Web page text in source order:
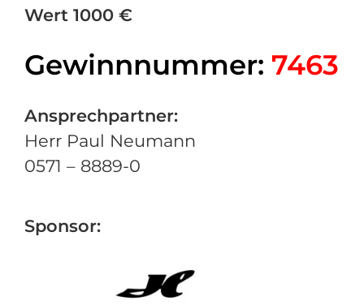
Wert 1000 €
Gewinnnummer: 7463
Ansprechpartner:
Herr Paul Neumann
0571 – 8889-0
Sponsor: